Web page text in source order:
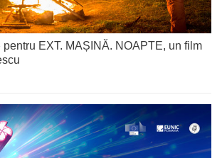
EXT. MAȘINĂ. NOAPTE, un film